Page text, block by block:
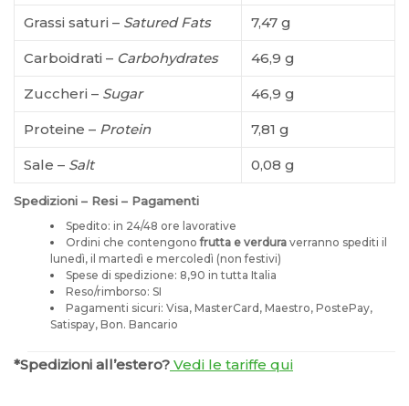
Grassi saturi – Satured Fats 7,47 g
Carboidrati – Carbohydrates 46,9 g
Zuccheri – Sugar 46,9 g
Proteine – Protein 7,81 g
Sale – Salt 0,08 g
Spedizioni – Resi – Pagamenti
Spedito: in 24/48 ore lavorative
Ordini che contengonofrutta e verdura verranno spediti il
lunedì, il martedì e mercoledì (non festivi)
Spese di spedizione: 8,90 in tutta Italia
Reso/rimborso: SI
Pagamenti sicuri: Visa, MasterCard, Maestro, PostePay,
Satispay, Bon. Bancario
*Spedizioni all’estero? Vedi le tariffe qui